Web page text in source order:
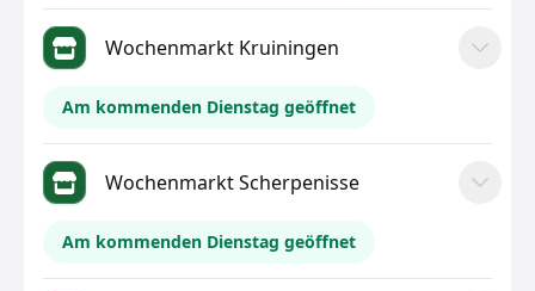
Wochenmarkt Kruiningen
Am kommenden Dienstag geöffnet
Wochenmarkt Scherpenisse
Am kommenden Dienstag geöffnet